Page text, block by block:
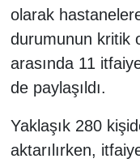
olarak
durumunun kritik
arasında 11
de paylaşıldı.
Yaklaşık 280
aktarılırken,